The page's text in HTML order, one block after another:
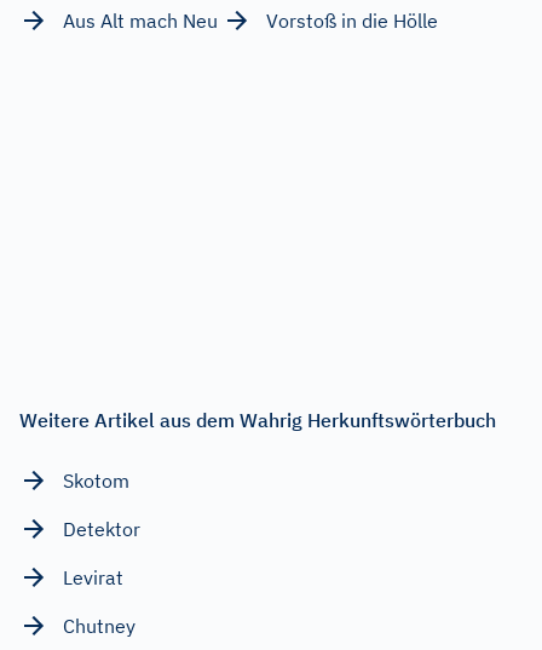
Aus Alt mach Neu
Vorstoß in die Hölle
Weitere Artikel aus dem Wahrig Herkunftswörterbuch
Skotom
Detektor
Levirat
Chutney